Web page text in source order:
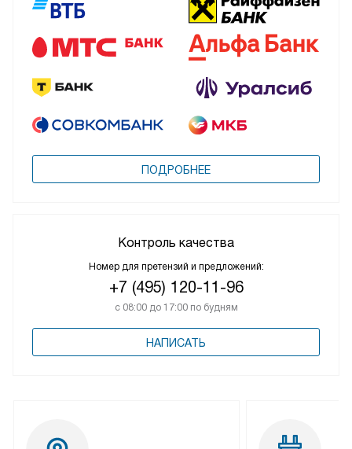
ПОДРОБНЕЕ
Контроль качества
Номер для претензий и предложений:
+7 (495) 120-11-96
с 08:00 до 17:00 по будням
НАПИСАТЬ